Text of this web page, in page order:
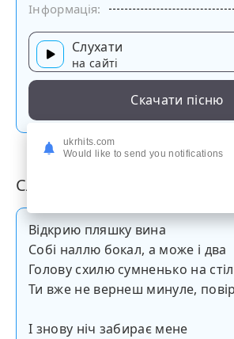
Інформація:
Слухати
на сайті
Скачати пісню
Слова пісні
Відкрию пляшку вина
Собі наллю бокал, а може і два
Голову схилю сумненько на стіл
Ти вже не вернеш минуле, повір
І знову ніч забирає мене
ukrhits.com
Would like to send you notifications